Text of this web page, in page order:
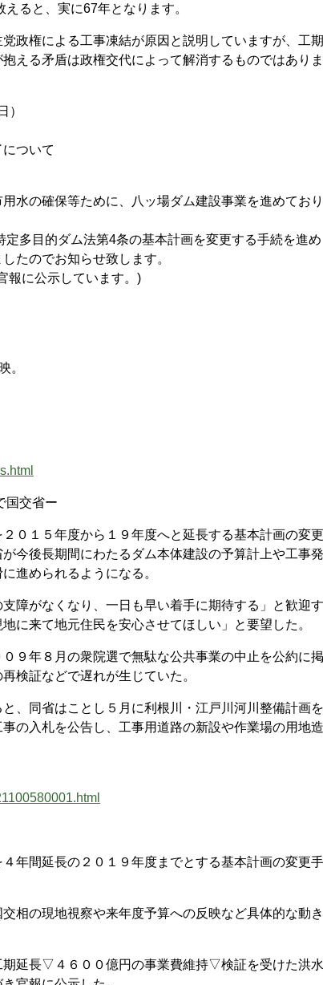
ると、実に67年となります。
政権による工事凍結が原因と説明していますが、工期
える矛盾は政権交代によって解消するものではありま
）
ついて
水の確保等ために、八ッ場ダム建設事業を進めており
多目的ダム法第4条の基本計画を変更する手続を進め
たのでお知らせ致します。
報に公示しています。)
。
国交省ー
０１５年度から１９年度へと延長する基本計画の変更
今後長期間にわたるダム本体建設の予算計上や工事発
進められるようになる。
障がなくなり、一日も早い着手に期待する」と歓迎す
に来て地元住民を安心させてほしい」と要望した。
９年８月の衆院選で無駄な公共事業の中止を公約に掲
検証などで遅れが生じていた。
、同省はことし５月に利根川・江戸川河川整備計画を
の入札を公告し、工事用道路の新設や作業場の用地造
年間延長の２０１９年度までとする基本計画の変更手
相の現地視察や来年度予算への反映など具体的な動き
延長▽４６００億円の事業費維持▽検証を受けた洪水